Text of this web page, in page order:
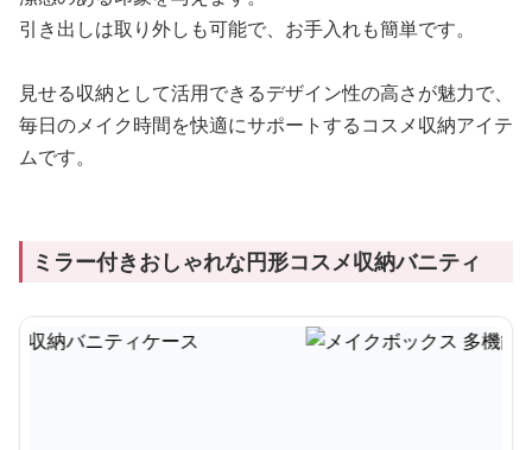
引き出しは取り外しも可能で、お手入れも簡単です。
見せる収納として活用できるデザイン性の高さが魅力で、
毎日のメイク時間を快適にサポートするコスメ収納アイテ
ムです。
ミラー付きおしゃれな円形コスメ収納バニティ